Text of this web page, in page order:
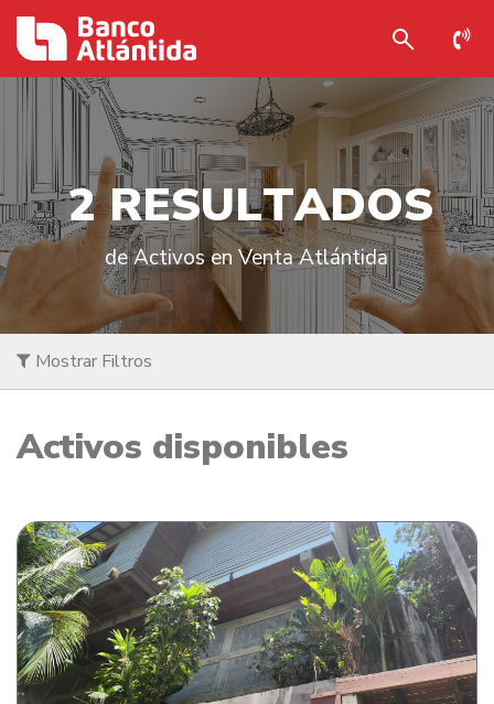
2 RESULTADOS
de Activos en Venta Atlántida
Mostrar Filtros
Activos disponibles
Lote de terreno en Colonia Balfate Comunidad de Sandy
Bay